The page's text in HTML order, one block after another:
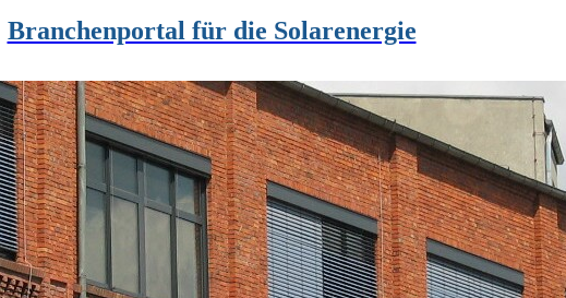
Branchenportal für die Solarenergie